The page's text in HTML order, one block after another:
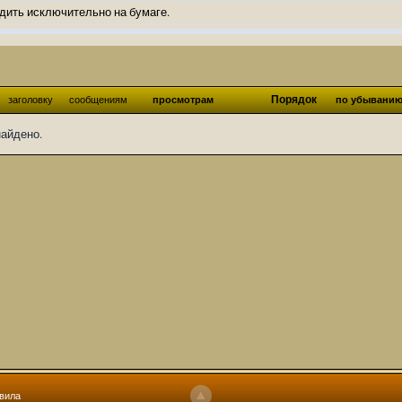
исключительно на бумаге.
и Ангелы из Ада были и будут только на бумаге.
Ангелов из Ада, а в электронном варианте нету вариантов?
какие, подскажите пожалуйста?)
аболетов на бусти:
раньше?
нужны? Так эта организация описана в "Лордах тьмы", книге правил по
процесс не очень быстрый будет. Думаю в течении 1-2 месяцев
с телефона не очень удобно)
по ходу чтения правлю. Получается не совнлитературный перевод,
заголовку сообщениям просмотрам Порядок по убыванию